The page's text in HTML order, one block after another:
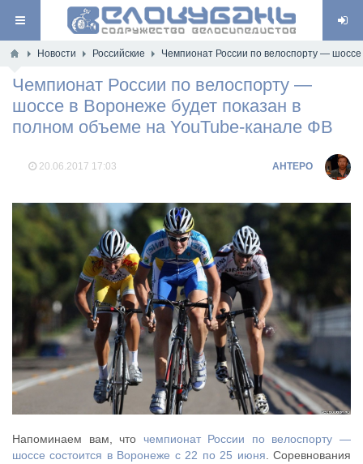
Новости Российские Чемпионат России по велоспорту —
Чемпионат России по велоспорту —
шоссе в Воронеже будет показан в
полном объеме на YouTube-канале ФВ
20.06.2017 17:03 AHTEPO
Напоминаем вам, что чемпионат России по велоспорту —
шоссе состоится в Воронеже с 22 по 25 июня . Соревнования